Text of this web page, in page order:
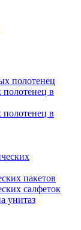
полотенец
в
в
пакетов
салфеток
унитаз